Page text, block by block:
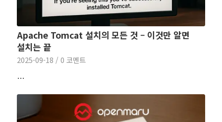
Apache Tomcat 설치의 모든 것 – 이것만 알면
설치는 끝
2025-09-18 / 0 코멘트
…